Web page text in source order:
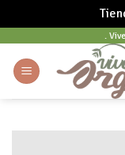
content
.